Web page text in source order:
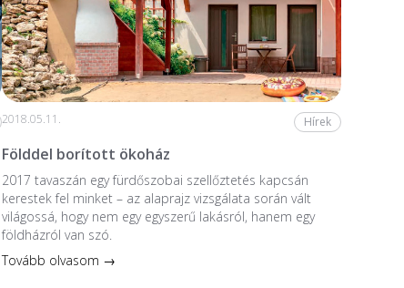
2018.05.11. Hírek
Földdel borított ökoház
2017 tavaszán egy fürdőszobai szellőztetés kapcsán
kerestek fel minket – az alaprajz vizsgálata során vált
világossá, hogy nem egy egyszerű lakásról, hanem egy
földházról van szó.
Tovább olvasom →